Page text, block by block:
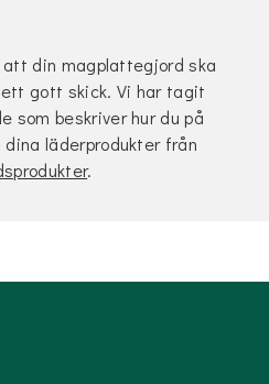
din magplattegjord ska
gott skick. Vi har tagit
som beskriver hur du på
läderprodukter från
.